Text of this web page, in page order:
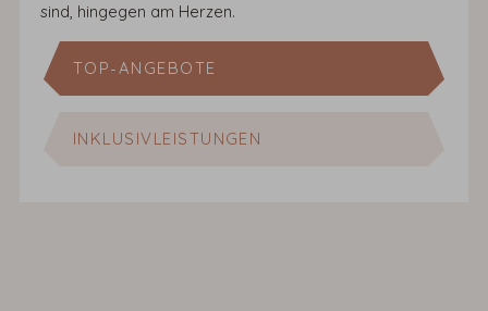
sind, hingegen am Herzen.
TOP-ANGEBOTE
INKLUSIVLEISTUNGEN